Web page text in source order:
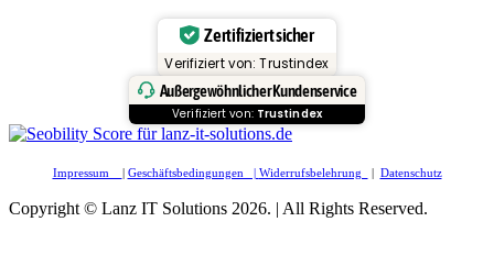
Zertifiziert sicher
Verifiziert von: Trustindex
Außergewöhnlicher Kundenservice
Verifiziert von: Trustindex
Impressum Geschäftsbedingungen | Widerrufsbelehrung Datenschutz
Copyright © Lanz IT Solutions 2026. | All Rights Reserved.